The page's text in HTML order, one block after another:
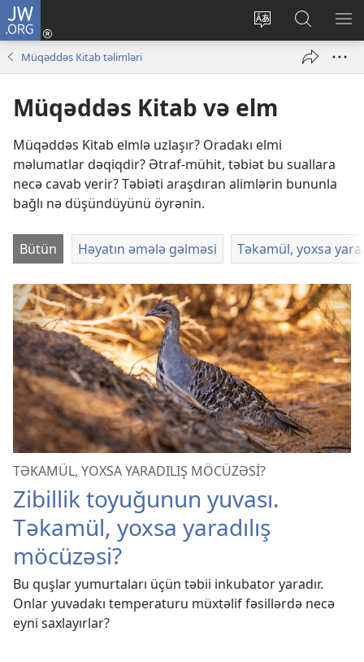
JW.ORG
Saytın
Daxil
JW.ORG-
da
axtarın
Müqəddəs Kitab təlimləri
Müqəddəs Kitab və elm
Müqəddəs Kitab elmlə uzlaşır? Oradakı elmi
məlumatlar dəqiqdir? Ətraf-mühit, təbiət bu suallara
necə cavab verir? Təbiəti araşdıran alimlərin bununla
bağlı nə düşündüyünü öyrənin.
Bütün Həyatın əmələ gəlməsi Təkamül, yoxsa
TƏKAMÜL, YOXSA YARADILIŞ MÖCÜZƏSİ?
Zibillik toyuğunun yuvası.
Təkamül, yoxsa yaradılış
möcüzəsi?
Bu quşlar yumurtaları üçün təbii inkubator yaradır.
Onlar yuvadakı temperaturu müxtəlif fəsillərdə necə
eyni saxlayırlar?